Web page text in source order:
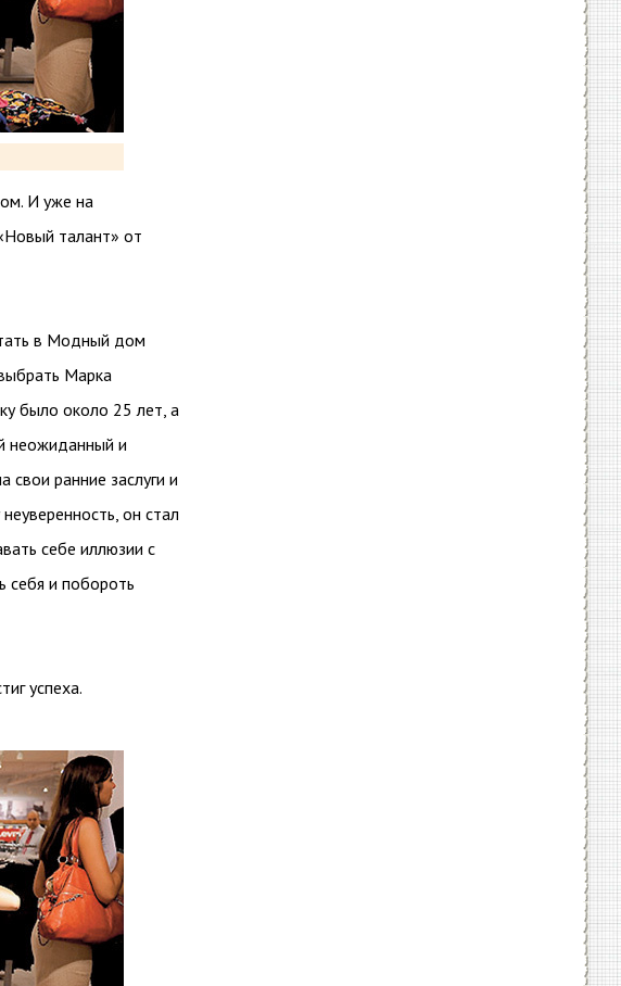
И уже на
талант» от
в Модный дом
Марка
было около 25 лет, а
неожиданный и
ранние заслуги и
он стал
себе иллюзии с
себя и побороть
успеха.